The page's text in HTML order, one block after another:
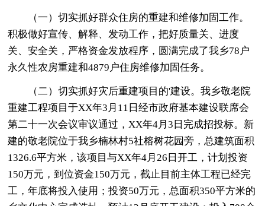
（一）切实抓好群众住房的重建和维修加固工作。
积极做好宣传、解释、发动工作，把好质量关、进度
关、安全关，严格资金发放程序，圆满完成了我乡78户
永久性农房重建和4879户住房维修加固任务。
（二）切实抓好灾后重建项目的'建设。我乡敬老院
重建工程项目于XX年3月11日经市政府基本建设联席会
第二十一次会议审议通过，XX年4月3日完成招投标。新
建的敬老院位于我乡楠林村5社榕树花园旁，总建筑面积
1326.6平方米，该项目与XX年4月26日开工，计划投资
150万元，到位资金150万元，截止目前主体工程已经完
工，年底将投入使用；投资50万元，总面积350平方米的